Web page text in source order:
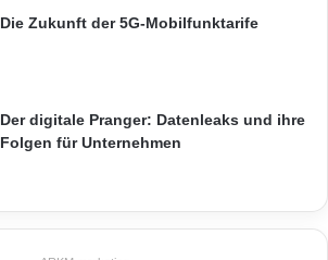
Die Zukunft der 5G-Mobilfunktarife
Der digitale Pranger: Datenleaks und ihre
Folgen für Unternehmen